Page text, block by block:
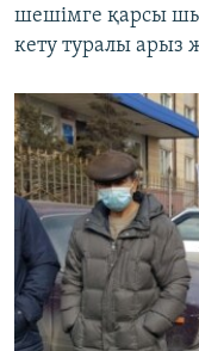
шешімге қарсы
кету туралы арыз